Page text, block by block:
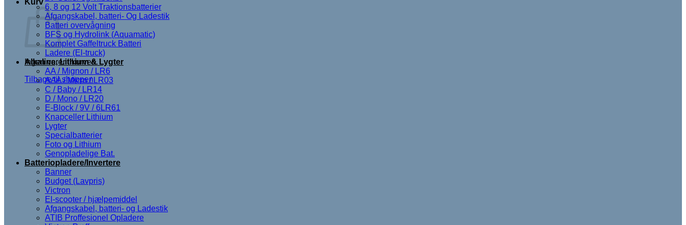
Kurv
Ingen varer i kurven.
Tilbage til shoppen
6, 8 og 12 Volt Traktionsbatterier
Afgangskabel, batteri- Og Ladestik
Batteri overvågning
BFS og Hydrolink (Aquamatic)
Komplet Gaffeltruck Batteri
Ladere (El-truck)
Alkaline, Lithium & Lygter
AA / Mignon / LR6
AAA / Micro / LR03
C / Baby / LR14
D / Mono / LR20
E-Block / 9V / 6LR61
Knapceller Lithium
Lygter
Specialbatterier
Foto og Lithium
Genopladelige Bat.
Batteriopladere/Invertere
Banner
Budget (Lavpris)
Victron
El-scooter / hjælpemiddel
Afgangskabel, batteri- og Ladestik
ATIB Proffesionel Opladere